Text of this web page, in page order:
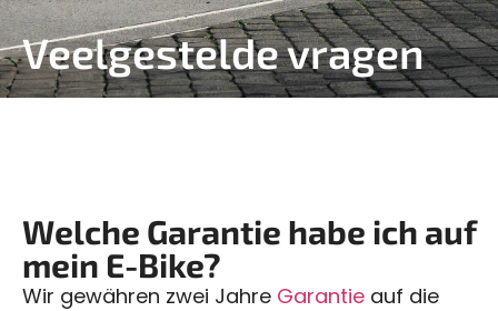
Veelgestelde vragen
Welche Garantie habe ich auf
mein E-Bike?
Wir gewähren zwei Jahre Garantie auf die